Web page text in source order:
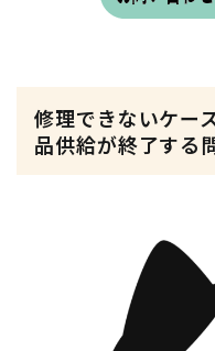
修理できないケー
品供給が終了する